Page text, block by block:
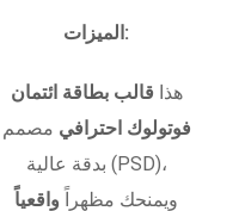
الميزات:
هذا قالب بطاقة ائتمان
فوتولوك احترافي مصمم
بدقة عالية (PSD)،
ويمنحك مظهراً واقعياً